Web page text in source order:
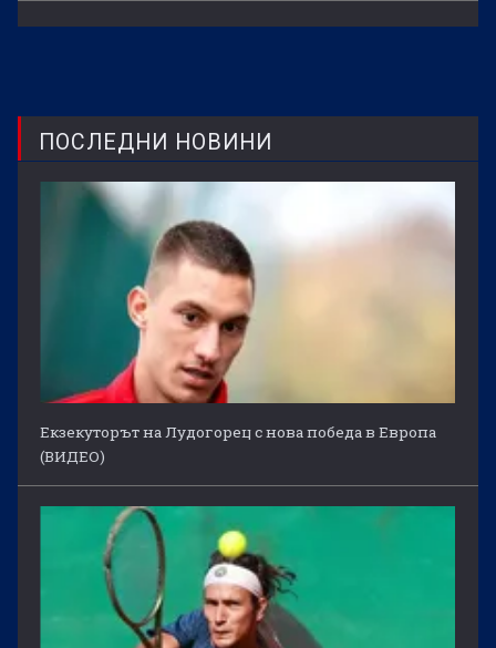
ПОСЛЕДНИ НОВИНИ
Екзекуторът на Лудогорец с нова победа в Европа
(ВИДЕО)